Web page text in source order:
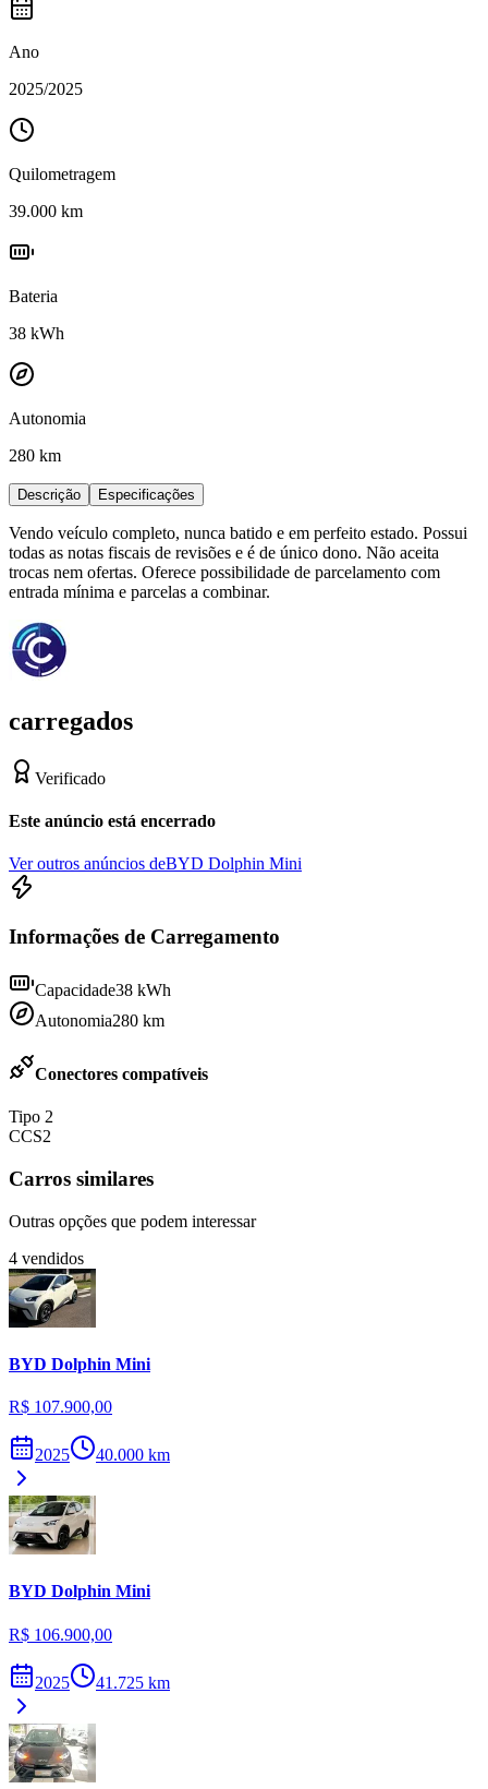
Ano
2025/2025
Quilometragem
39.000 km
Bateria
38 kWh
Autonomia
280 km
Descrição Especificações
Vendo veículo completo, nunca batido e em perfeito estado. Possui
todas as notas fiscais de revisões e é de único dono. Não aceita
trocas nem ofertas. Oferece possibilidade de parcelamento com
entrada mínima e parcelas a combinar.
carregados
Verificado
Este anúncio está encerrado
Ver outros anúncios deBYD Dolphin Mini
Informações de Carregamento
Capacidade38 kWh
Autonomia280 km
Conectores compatíveis
Tipo 2
CCS2
Carros similares
Outras opções que podem interessar
4 vendidos
BYD Dolphin Mini
R$ 107.900,00
2025 40.000 km
BYD Dolphin Mini
R$ 106.900,00
2025 41.725 km